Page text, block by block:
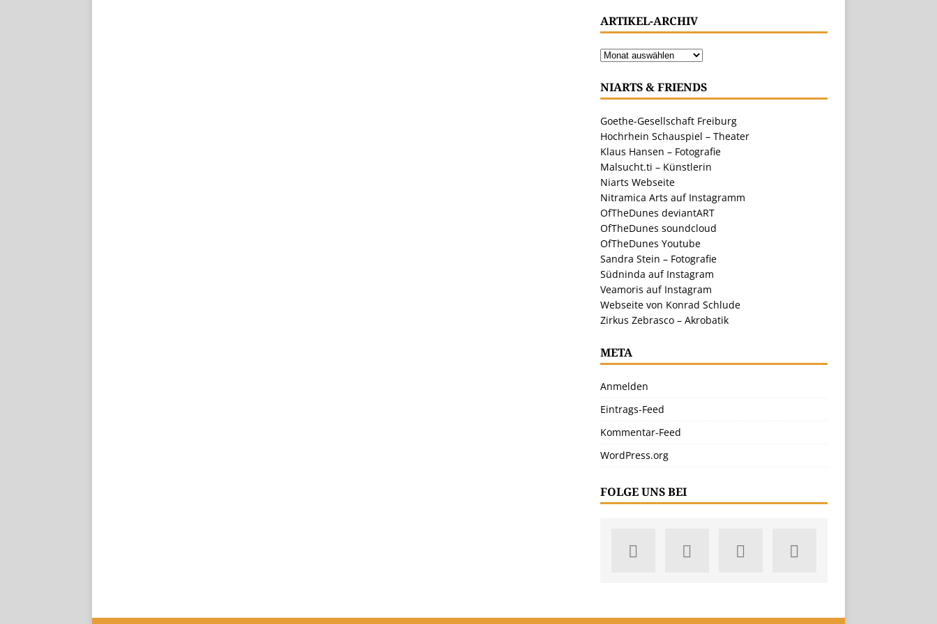
ARTIKEL-ARCHIV
NIARTS & FRIENDS
Goethe-Gesellschaft Freiburg
Hochrhein Schauspiel – Theater
Klaus Hansen – Fotografie
Malsucht.ti – Künstlerin
Niarts Webseite
Nitramica Arts auf Instagramm
OfTheDunes deviantART
OfTheDunes soundcloud
OfTheDunes Youtube
Sandra Stein – Fotografie
Südninda auf Instagram
Veamoris auf Instagram
Webseite von Konrad Schlude
Zirkus Zebrasco – Akrobatik
META
Anmelden
Eintrags-Feed
Kommentar-Feed
WordPress.org
FOLGE UNS BEI